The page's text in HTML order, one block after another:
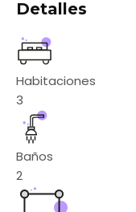
Detalles
Habitaciones
3
Baños
2